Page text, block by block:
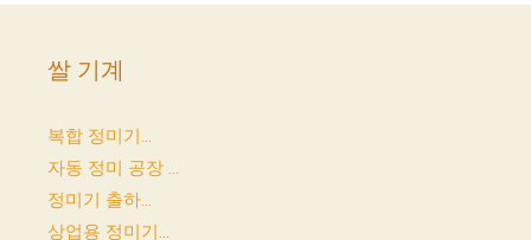
쌀 기계
복합 정미기...
자동 정미 공장 ...
정미기 출하...
상업용 정미기...